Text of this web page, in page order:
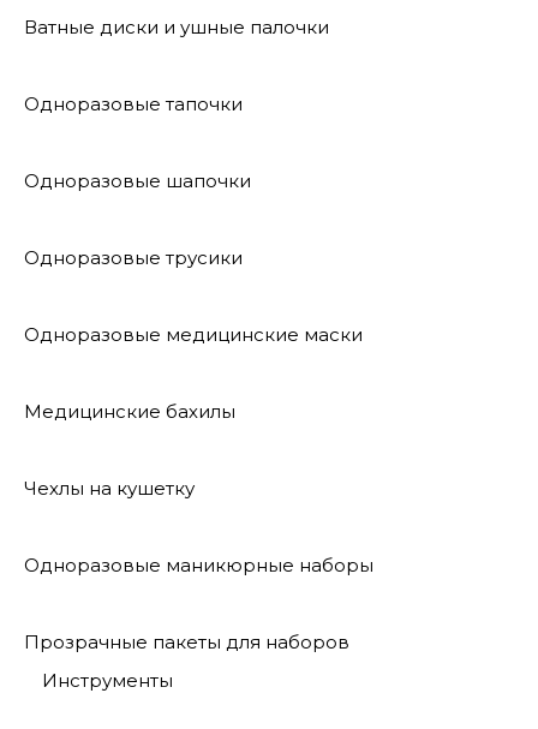
Ватные диски и ушные палочки
Одноразовые тапочки
Одноразовые шапочки
Одноразовые трусики
Одноразовые медицинские маски
Медицинские бахилы
Чехлы на кушетку
Одноразовые маникюрные наборы
Прозрачные пакеты для наборов
Инструменты